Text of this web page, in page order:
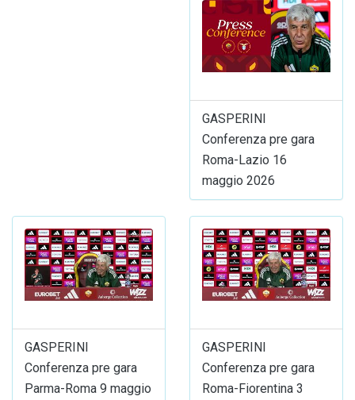
GASPERINI
Conferenza pre gara
Roma-Lazio 16
maggio 2026
GASPERINI
Conferenza pre gara
Parma-Roma 9 maggio
GASPERINI
Conferenza pre gara
Roma-Fiorentina 3